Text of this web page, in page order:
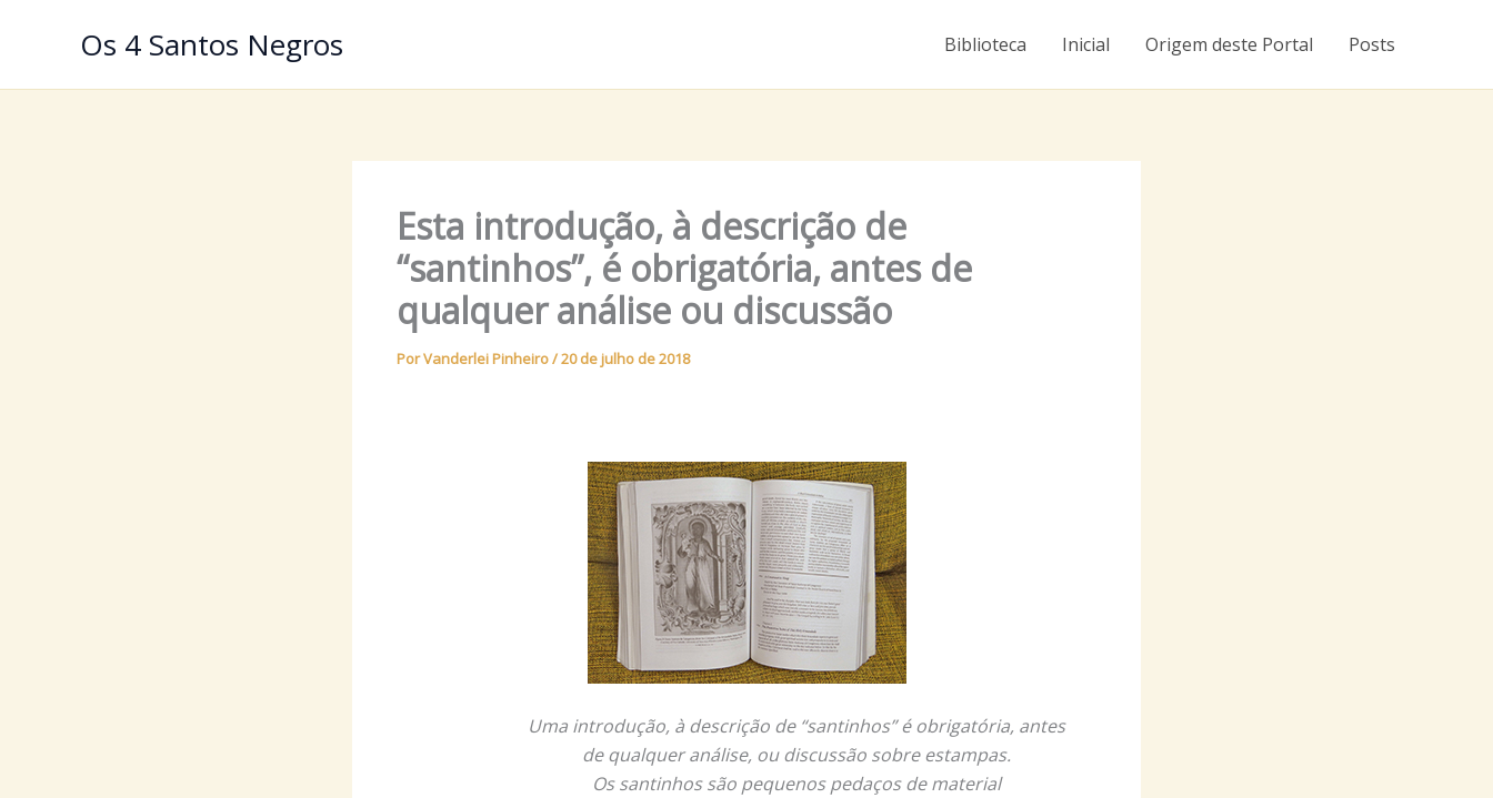
Os 4 Santos Negros Biblioteca Inicial Origem deste Portal Posts
Esta introdução, à descrição de
“santinhos”, é obrigatória, antes de
qualquer análise ou discussão
PorVanderlei Pinheiro/20 de julho de 2018
Uma introdução, à descrição de “santinhos” é obrigatória, antes
de qualquer análise, ou discussão sobre estampas.
Os santinhos são pequenos pedaços de material